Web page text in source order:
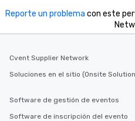
Reporte un problema con este
Cvent Supplier Network
Soluciones en el sitio (Onsite
Software de gestión de eventos
Software de inscripción del evento